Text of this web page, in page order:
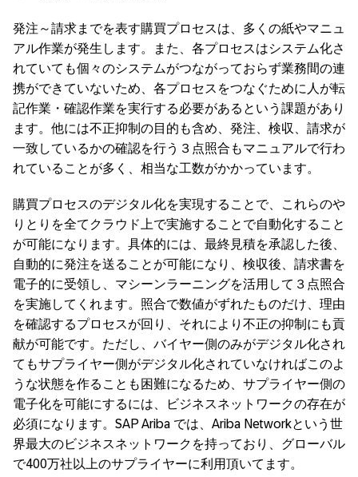
発注～請求までを表す購買プロセスは、多くの紙やマニュ
アル作業が発生します。また、各プロセスはシステム化さ
れていても個々のシステムがつながっておらず業務間の連
携ができていないため、各プロセスをつなぐために人が転
記作業・確認作業を実行する必要があるという課題があり
ます。他には不正抑制の目的も含め、発注、検収、請求が
一致しているかの確認を行う３点照合もマニュアルで行わ
れていることが多く、相当な工数がかかっています。
購買プロセスのデジタル化を実現することで、これらのや
りとりを全てクラウド上で実施することで自動化すること
が可能になります。具体的には、最終見積を承認した後、
自動的に発注を送ることが可能になり、検収後、請求書を
電子的に受領し、マシーンラーニングを活用して３点照合
を実施してくれます。照合で数値がずれたものだけ、理由
を確認するプロセスが回り、それにより不正の抑制にも貢
献が可能です。ただし、バイヤー側のみがデジタル化され
てもサプライヤー側がデジタル化されていなければこのよ
うな状態を作ることも困難になるため、サプライヤー側の
電子化を可能にするには、ビジネスネットワークの存在が
必須になります。SAP Ariba では、Ariba Networkという世
界最大のビジネスネットワークを持っており、グローバル
で400万社以上のサプライヤーに利用頂いてます。